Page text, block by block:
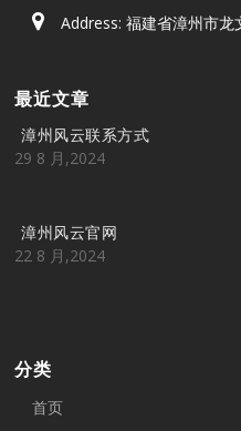
Address: 福建省漳州市
最近文章
漳州风云联系方式
29 8 月,2024
漳州风云官网
22 8 月,2024
分类
首页